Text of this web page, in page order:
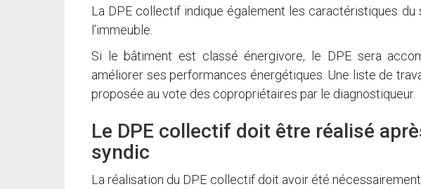
La DPE collectif indique également les caractéristiques du
l’immeuble.
Si le bâtiment est classé énergivore, le DPE sera
améliorer ses performances énergétiques. Une liste de
proposée au vote des copropriétaires par le diagnostiqueur.
Le DPE collectif doit être réalisé
syndic
La réalisation du DPE collectif doit avoir été